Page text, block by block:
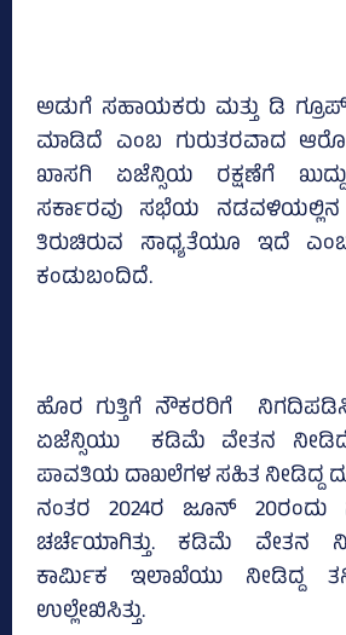
ಅಡುಗೆ ಸಹಾಯಕರು ಮತ್ತು ಡಿ
ಮಾಡಿದೆ ಎಂಬ ಗುರುತರವಾದ
ಖಾಸಗಿ ಏಜೆನ್ಸಿಯ ರಕ್ಷಣೆಗೆ
ಸರ್ಕಾರವು ಸಭೆಯ ನಡವಳಿಯಲ್ಲಿನ
ತಿರುಚಿರುವ ಸಾಧ್ಯತೆಯೂ ಇದೆ
ಕಂಡುಬಂದಿದೆ.
ಹೊರ ಗುತ್ತಿಗೆ ನೌಕರರಿಗೆ
ಏಜೆನ್ಸಿಯು ಕಡಿಮೆ ವೇತನ
ಪಾವತಿಯ ದಾಖಲೆಗಳ ಸಹಿತ ನೀಡಿದ್ದ
ನಂತರ 2024ರ ಜೂನ್‌
ಚರ್ಚೆಯಾಗಿತ್ತು. ಕಡಿಮೆ ವೇತನ
ಕಾರ್ಮಿಕ ಇಲಾಖೆಯು ನೀಡಿದ್ದ
ಉಲ್ಲೇಖಿಸಿತ್ತು.